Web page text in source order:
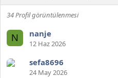
34 Profil görüntülenmesi
N nanje
12 Haz 2026
sefa8696
24 May 2026